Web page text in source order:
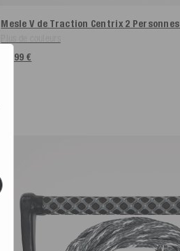
Mesle V de Traction Centrix 2 Personnes
32,99 €